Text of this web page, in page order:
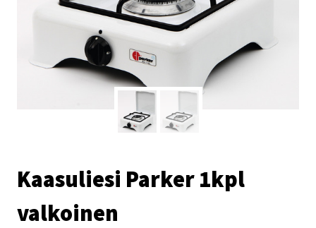
Kaasuliesi Parker 1kpl
valkoinen